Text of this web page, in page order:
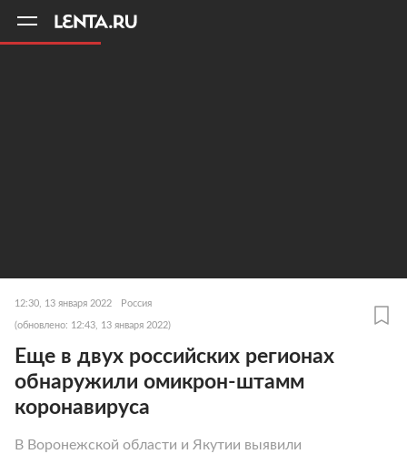
12:30, 13 января 2022 Россия
(обновлено: 12:43, 13 января 2022)
Еще в двух российских регионах
обнаружили омикрон-штамм
коронавируса
В Воронежской области и Якутии выявили